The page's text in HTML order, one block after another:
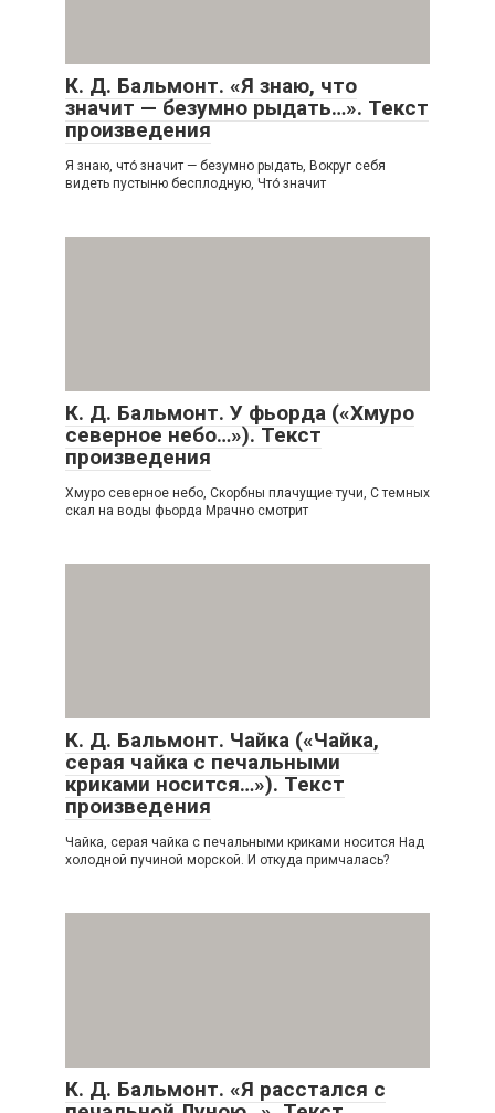
К. Д. Бальмонт. «Я знаю, что
значит — безумно рыдать…». Текст
произведения
Я знаю, что́ значит — безумно рыдать, Вокруг себя
видеть пустыню бесплодную, Что́ значит
К. Д. Бальмонт. У фьорда («Хмуро
северное небо…»). Текст
произведения
Хмуро северное небо, Скорбны плачущие тучи, С темных
скал на воды фьорда Мрачно смотрит
К. Д. Бальмонт. Чайка («Чайка,
серая чайка с печальными
криками носится…»). Текст
произведения
Чайка, серая чайка с печальными криками носится Над
холодной пучиной морской. И откуда примчалась?
К. Д. Бальмонт. «Я расстался с